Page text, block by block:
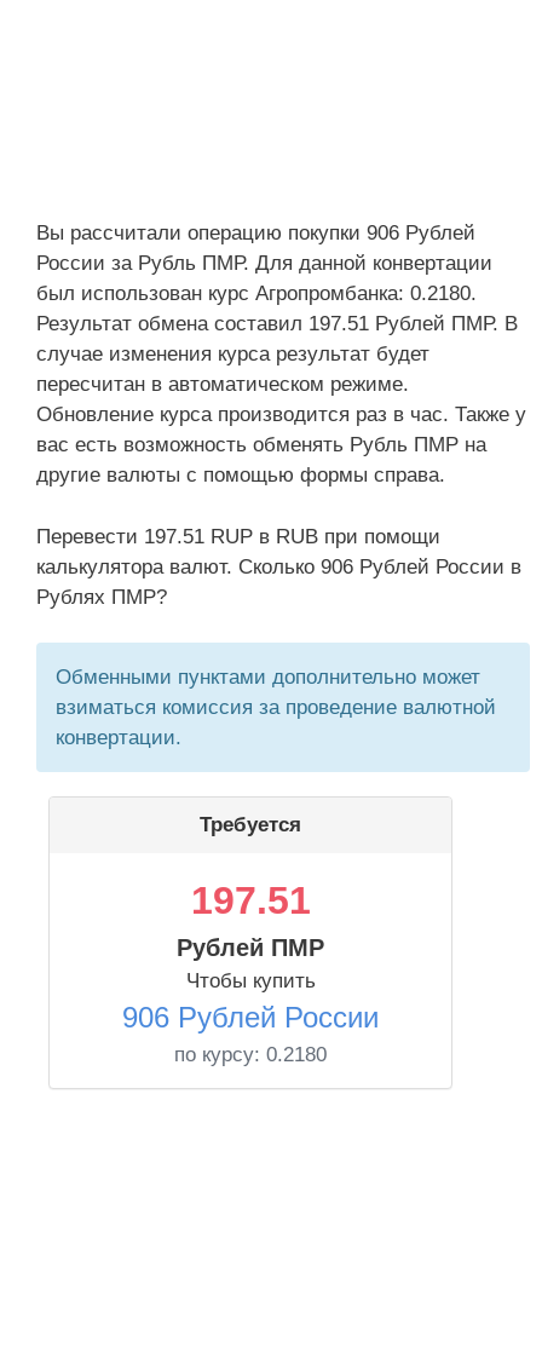
Вы рассчитали операцию покупки 906 Рублей
России за Рубль ПМР. Для данной конвертации
был использован курс Агропромбанка: 0.2180.
Результат обмена составил 197.51 Рублей ПМР. В
случае изменения курса результат будет
пересчитан в автоматическом режиме.
Обновление курса производится раз в час. Также у
вас есть возможность обменять Рубль ПМР на
другие валюты с помощью формы справа.
Перевести 197.51 RUP в RUB при помощи
калькулятора валют. Сколько 906 Рублей России в
Рублях ПМР?
Обменными пунктами дополнительно может
взиматься комиссия за проведение валютной
конвертации.
Требуется
197.51
Рублей ПМР
Чтобы купить
906 Рублей России
по курсу: 0.2180